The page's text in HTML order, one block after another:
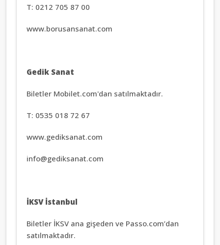
T: 0212 705 87 00
www.borusansanat.com
Gedik Sanat
Biletler Mobilet.com'dan satılmaktadır.
T: 0535 018 72 67
www.gediksanat.com
info@gediksanat.com
İKSV İstanbul
Biletler İKSV ana gişeden ve Passo.com’dan
satılmaktadır.